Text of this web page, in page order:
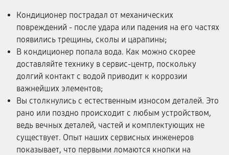
Кондиционер пострадал от механических
повреждений - после удара или падения на его частях
появились трещины, сколы и царапины;
В кондиционер попала вода. Как можно скорее
доставляйте технику в сервис-центр, поскольку
долгий контакт с водой приводит к коррозии
важнейших элементов;
Вы столкнулись с естественным износом деталей. Это
рано или поздно происходит с любым устройством,
ведь вечных деталей, частей и комплектующих не
существует. Опыт наших сервисных инженеров
показывает, что первыми ломаются кнопки на